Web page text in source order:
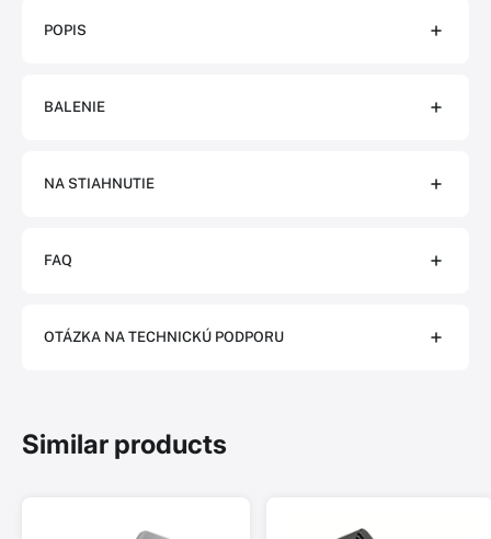
POPIS
BALENIE
NA STIAHNUTIE
FAQ
OTÁZKA NA TECHNICKÚ PODPORU
Similar products